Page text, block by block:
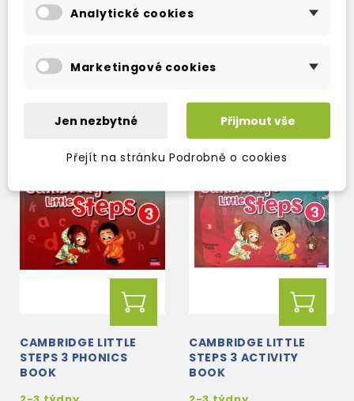
STEPS 3 TEACHER'S
1 300 Kč -15% 1 105 Kč
STEPS 3 NUMERACY
465 Kč
CAMBRIDGE LITTLE
STEPS 3 PHONICS
BOOK
CAMBRIDGE LITTLE
STEPS 3 ACTIVITY
BOOK
Analytické cookies
Marketingové cookies
Jen nezbytné Přijmout vše
Přejít na stránku Podrobně o cookies